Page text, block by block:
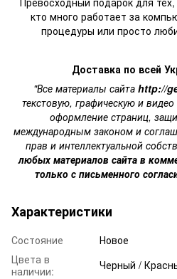
кто много работает за
процедуры или просто
Доставка по всей
"Все материалы сайта http://
текстовую, графическую и
оформление страниц,
международным законом и
прав и интеллектуальной
любых материалов сайта в
только с письменного
Характеристики
Состояние
Новое
Цвета в
наличии:
Черный /